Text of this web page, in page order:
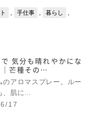
手仕事 暮らし
気分も晴れやかにな
｜芒種その…
アロマスプレー。ルー
、肌に…
17